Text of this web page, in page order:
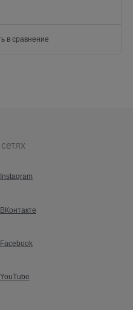
в сравнение